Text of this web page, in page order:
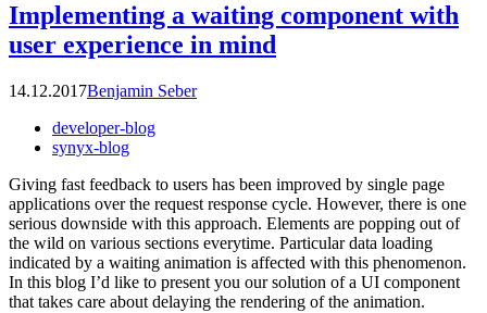
Implementing a waiting component with
user experience in mind
14.12.2017Benjamin Seber
developer-blog
synyx-blog
Giving fast feedback to users has been improved by single page
applications over the request response cycle. However, there is one
serious downside with this approach. Elements are popping out of
the wild on various sections everytime. Particular data loading
indicated by a waiting animation is affected with this phenomenon.
In this blog I’d like to present you our solution of a UI component
that takes care about delaying the rendering of the animation.